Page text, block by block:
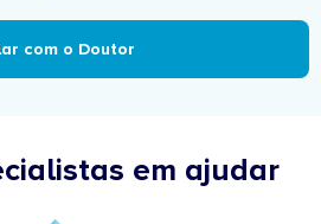
com o Doutor
em ajudar